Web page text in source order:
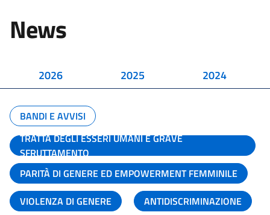
News
2026 2025 2024
BANDI E AVVISI
TRATTA DEGLI ESSERI UMANI E GRAVE
SFRUTTAMENTO
PARITÀ DI GENERE ED EMPOWERMENT FEMMINILE
VIOLENZA DI GENERE
ANTIDISCRIMINAZIONE